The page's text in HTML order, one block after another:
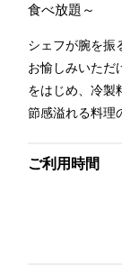
食べ放題～
シェフが腕を振
お愉しみいただ
をはじめ、冷製
節感溢れる料理
ご利用時間